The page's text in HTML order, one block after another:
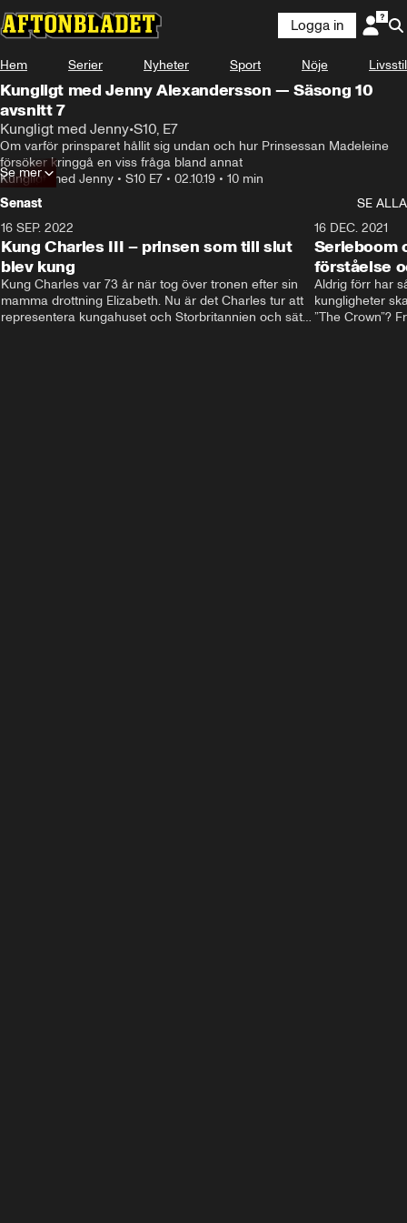
Logga in
Hem Serier Nyheter Sport Nöje Livsstil
Kungligt med Jenny Alexandersson — Säsong 10
avsnitt 7
Kungligt med Jenny•S10, E7
Om varför prinsparet hållit sig undan och hur Prinsessan Madeleine
försöker kringgå en viss fråga bland annat
Kungligt med Jenny • S10 E7 • 02.10.19 • 10 min
Se mer
Senast
SE ALLA
16 SEP. 2022
Kung Charles III – prinsen som till slut
blev kung
Kung Charles var 73 år när tog över tronen efter sin
mamma drottning Elizabeth. Nu är det Charles tur att
representera kungahuset och Storbritannien och sätta
16 DEC. 2021
Serieboom
förståelse
Aldrig förr har
kungligheter
”The Crown”?